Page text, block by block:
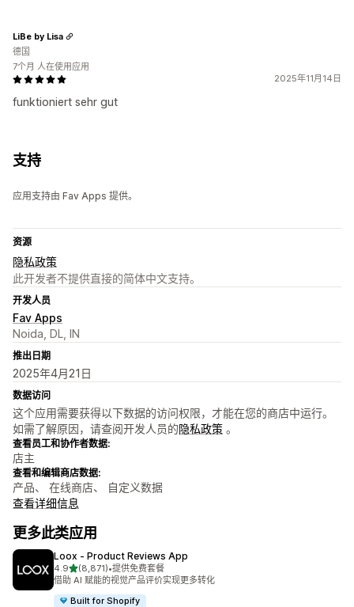
2025年11月14日
funktioniert sehr gut
LiBe by Lisa
德国
7个月 人在使用应用
支持
应用支持由 Fav Apps 提供。
资源
隐私政策
此开发者不提供直接的简体中文支持。
开发人员
Fav Apps
Noida, DL, IN
推出日期
2025年4月21日
数据访问
这个应用需要获得以下数据的访问权限，才能在您的商店中运行。
如需了解原因，请查阅开发人员的隐私政策 。
查看员工和协作者数据:
店主
查看和编辑商店数据:
产品、 在线商店、 自定义数据
查看详细信息
更多此类应用
Loox ‑ Product Reviews App
4.9星（满分 5 星）
(8,871)
总共 8871 条评论
•提供免费套餐
借助 AI 赋能的视觉产品评价实现更多转化
Built for Shopify